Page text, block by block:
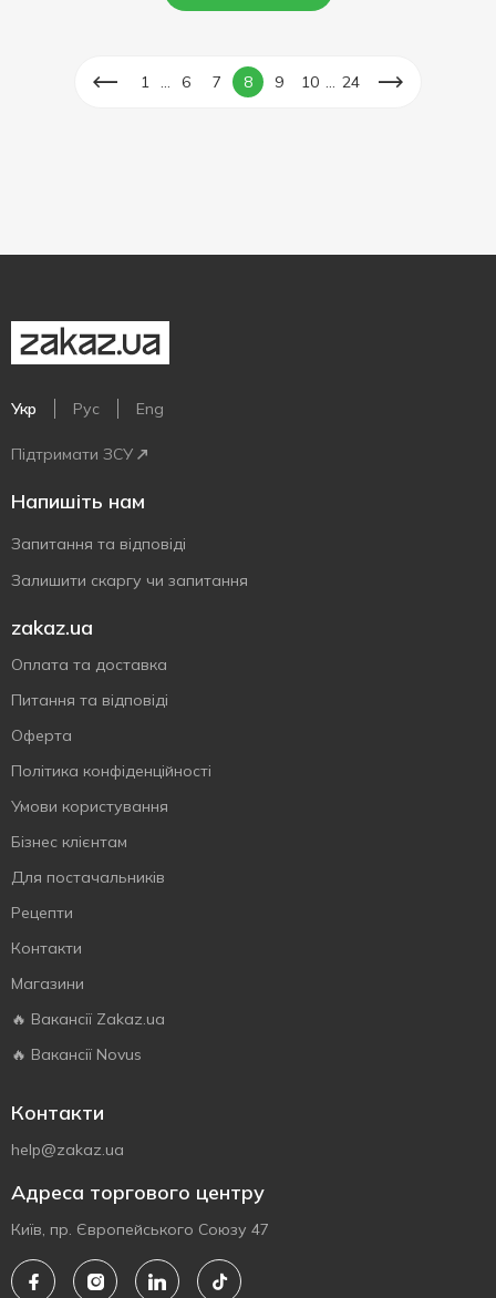
1 6 7 8 9 10 24
Укр Рус Eng
Підтримати ЗСУ
Напишіть нам
Запитання та відповіді
Залишити скаргу чи запитання
zakaz.ua
Оплата та доставка
Питання та відповіді
Оферта
Політика конфіденційності
Умови користування
Бізнес клієнтам
Для постачальників
Рецепти
Контакти
Магазини
🔥 Вакансії Zakaz.ua
🔥 Вакансії Novus
Контакти
help@zakaz.ua
Адреса торгового центру
Київ, пр. Європейського Союзу 47